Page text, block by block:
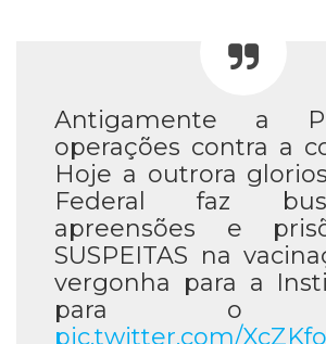
Antigamente a
operações contra a
Hoje a outrora
Federal faz
apreensões e
SUSPEITAS na
vergonha para a
para o
pic.twitter.com/